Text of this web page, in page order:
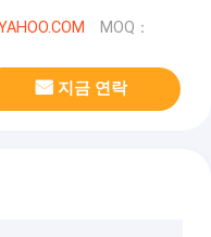
MOQ：
지금 연락